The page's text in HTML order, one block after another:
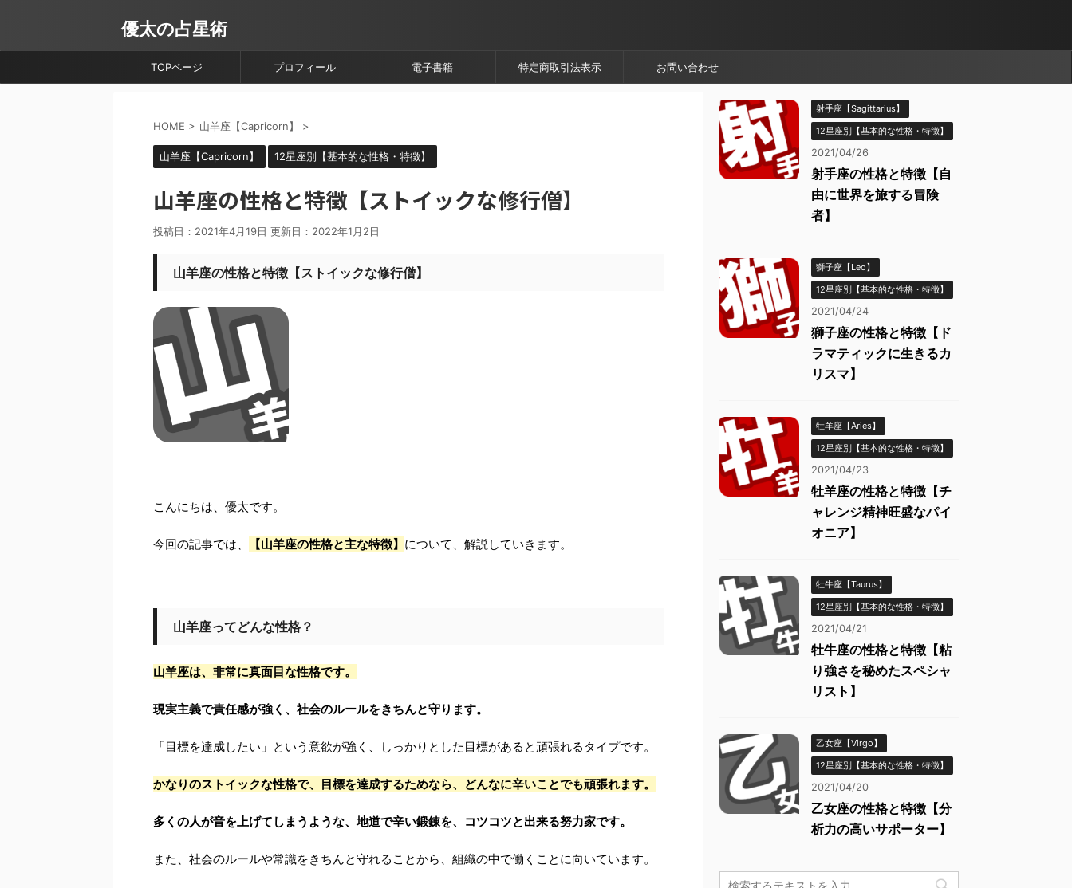
優太の占星術
TOPページ プロフィール 電子書籍 特定商取引法表示 お問い合わせ
HOME > 山羊座【Capricorn】 >
山羊座【Capricorn】 12星座別【基本的な性格・特徴】
山羊座の性格と特徴【ストイックな修行僧】
投稿日：2021年4月19日 更新日： 2022年1月2日
山羊座の性格と特徴【ストイックな修行僧】
こんにちは、優太です。
今回の記事では、 【山羊座の性格と主な特徴】 について、解説していきます。
山羊座ってどんな性格？
山羊座は、非常に真面目な性格です。
現実主義で責任感が強く、社会のルールをきちんと守ります。
「目標を達成したい」という意欲が強く、しっかりとした目標があると頑張れるタイプです。
かなりのストイックな性格で、目標を達成するためなら、どんなに辛いことでも頑張れます。
多くの人が音を上げてしまうような、地道で辛い鍛錬を、コツコツと出来る努力家です。
また、社会のルールや常識をきちんと守れることから、組織の中で働くことに向いています。
射手座【Sagittarius】
12星座別【基本的な性格・特徴】
2021/04/26
射手座の性格と特徴【自
由に世界を旅する冒険
者】
獅子座【Leo】
12星座別【基本的な性格・特徴】
2021/04/24
獅子座の性格と特徴【ド
ラマティックに生きるカ
リスマ】
牡羊座【Aries】
12星座別【基本的な性格・特徴】
2021/04/23
牡羊座の性格と特徴【チ
ャレンジ精神旺盛なパイ
オニア】
牡牛座【Taurus】
12星座別【基本的な性格・特徴】
2021/04/21
牡牛座の性格と特徴【粘
り強さを秘めたスペシャ
リスト】
乙女座【Virgo】
12星座別【基本的な性格・特徴】
2021/04/20
乙女座の性格と特徴【分
析力の高いサポーター】